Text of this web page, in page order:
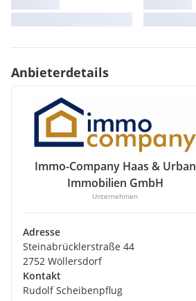
Anbieterdetails
Immo-Company Haas & Urban
Immobilien GmbH
Unternehmen
Adresse
Steinabrücklerstraße 44
2752 Wöllersdorf
Kontakt
Rudolf Scheibenpflug